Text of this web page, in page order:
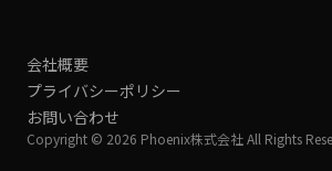
会社概要
プライバシーポリシー
お問い合わせ
Copyright © 2026 Phoenix株式会社 All Rights